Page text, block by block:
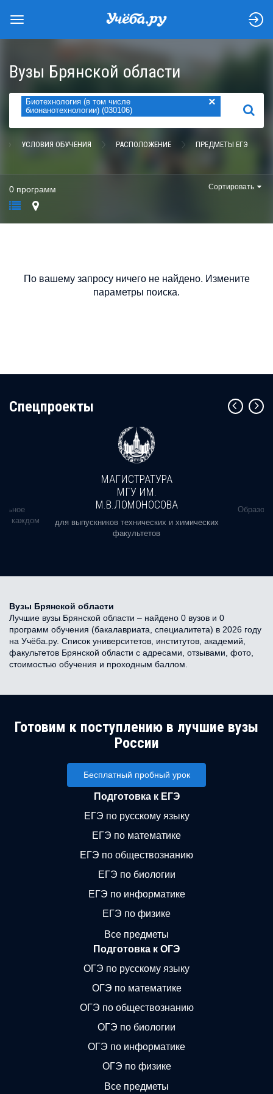
Вузы Брянской области
Биотехнология (в том числе
бионанотехнологии) (030106)
×
НАЙТИ
УСЛОВИЯ ОБУЧЕНИЯ РАСПОЛОЖЕНИЕ ПРЕДМЕТЫ ЕГЭ
0 программ Сортировать
По вашему запросу ничего не найдено. Измените
параметры поиска.
Cпецпроекты
в каждом
МАГИСТРАТУРА
МГУ ИМ.
М.В.ЛОМОНОСОВА
для выпускников технических и химических
факультетов
Вузы Брянской области
Лучшие вузы Брянской области – найдено 0 вузов и 0
программ обучения (бакалавриата, специалитета) в 2026 году
на Учёба.ру. Список университетов, институтов, академий,
факультетов Брянской области с адресами, отзывами, фото,
стоимостью обучения и проходным баллом.
Готовим к поступлению в лучшие вузы
России
Бесплатный пробный урок
Подготовка к ЕГЭ
ЕГЭ по русскому языку
ЕГЭ по математике
ЕГЭ по обществознанию
ЕГЭ по биологии
ЕГЭ по информатике
ЕГЭ по физике
Все предметы
Подготовка к ОГЭ
ОГЭ по русскому языку
ОГЭ по математике
ОГЭ по обществознанию
ОГЭ по биологии
ОГЭ по информатике
ОГЭ по физике
Все предметы